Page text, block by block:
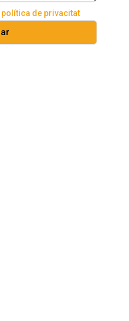
política de privacitat